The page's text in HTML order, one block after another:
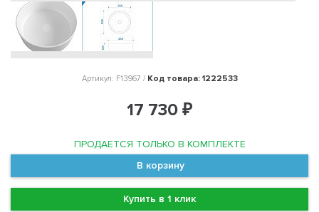
Артикул: F13967 / Код товара: 1222533
17 730 ₽
ПРОДАЕТСЯ ТОЛЬКО В КОМПЛЕКТЕ
В корзину
Купить в 1 клик